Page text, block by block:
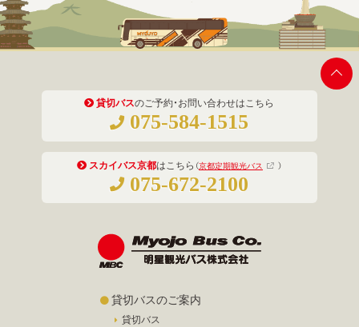
貸切バスのご予約・お問い合わせはこちら
075-584-1515
スカイバス京都はこちら （京都定期観光バス ）
075-672-2100
貸切バスのご案内
貸切バス